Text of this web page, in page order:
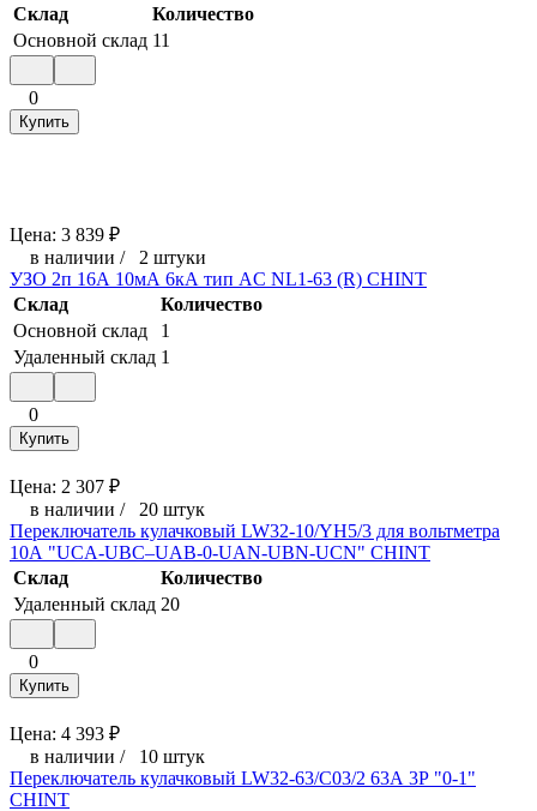
Склад
Количество
Основной склад 11
0
Купить
Цена: 3 839 ₽
в наличии / 2 штуки
УЗО 2п 16А 10мА 6кА тип AC NL1-63 (R) CHINT
Склад
Количество
Основной склад
1
Удаленный склад 1
0
Купить
Цена: 2 307 ₽
в наличии / 20 штук
Переключатель кулачковый LW32-10/YH5/3 для вольтметра
10А "UCA-UBC–UAB-0-UAN-UBN-UCN" CHINT
Склад
Количество
Удаленный склад 20
0
Купить
Цена: 4 393 ₽
в наличии / 10 штук
Переключатель кулачковый LW32-63/C03/2 63А 3Р "0-1"
CHINT